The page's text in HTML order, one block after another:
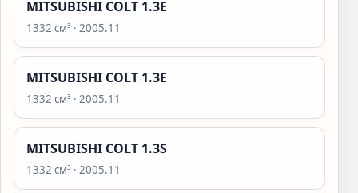
MITSUBISHI COLT 1.3E
1332 см³ · 2005.11
MITSUBISHI COLT 1.3E
1332 см³ · 2005.11
MITSUBISHI COLT 1.3S
1332 см³ · 2005.11